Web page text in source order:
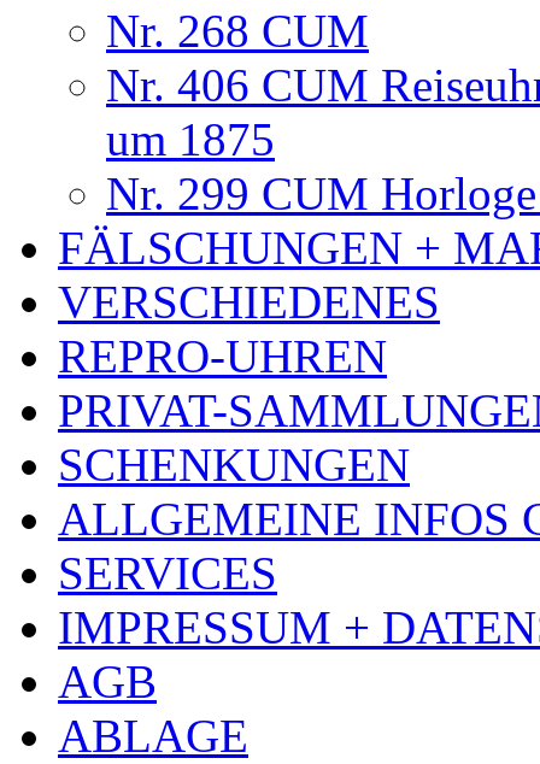
Nr. 268 CUM
Nr. 406 CUM
um 1875
Nr. 299 CUM
FÄLSCHUNGEN +
VERSCHIEDENES
REPRO-UHREN
PRIVAT-
SCHENKUNGEN
ALLGEMEINE INFOS
SERVICES
IMPRESSUM +
AGB
ABLAGE